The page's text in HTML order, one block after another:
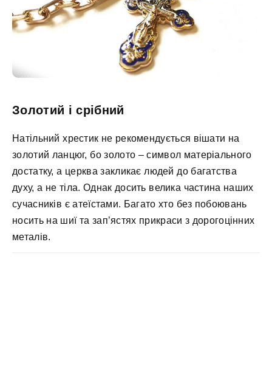
Золотий і срібний
Натільний хрестик не рекомендується вішати на
золотий ланцюг, бо золото – символ матеріального
достатку, а церква закликає людей до багатства
духу, а не тіла. Однак досить велика частина наших
сучасників є атеїстами. Багато хто без побоювань
носить на шиї та зап’ястях прикраси з дорогоцінних
металів.